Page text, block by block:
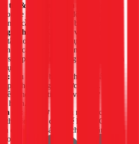
tin & Tư vấn (Miễn phí):
Hotline hoặc Website, đội ngũ tư vấn
nhu cầu và tư vấn sơ bộ giải pháp.
giá chi tiết:
Kỹ thuật viên Hoàng
tận nơi để khảo sát thực tế, đo đạc và
về các hạng mục cần thi công. Dựa
sẽ lập một bảng báo giá chi tiết, minh
Sau khi hai bên đã thống nhất về
phí, hợp đồng sẽ được ký kết. Hợp
điều khoản về tiến độ, vật tư sử dụng,
hành.
sát:
Đội thợ chuyên nghiệp của
thi công theo đúng kế hoạch. Quá
được giám sát chặt chẽ để đảm bảo
toàn lao động.